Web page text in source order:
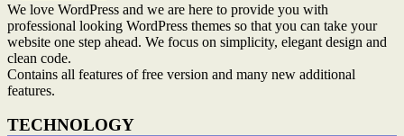
We love WordPress and we are here to provide you with
professional looking WordPress themes so that you can take your
website one step ahead. We focus on simplicity, elegant design and
clean code.
Contains all features of free version and many new additional
features.
TECHNOLOGY